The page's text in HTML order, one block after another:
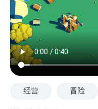
经营 冒险